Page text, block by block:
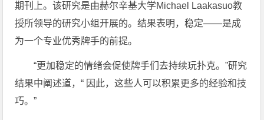
期刊上。该研究是由赫尔辛基大学Michael Laakasuo教
授所领导的研究小组开展的。结果表明，稳定——是成
为一个专业优秀牌手的前提。
“更加稳定的情绪会促使牌手们去持续玩扑克。”研究
结果中阐述道，“ 因此，这些人可以积累更多的经验和技
巧。”